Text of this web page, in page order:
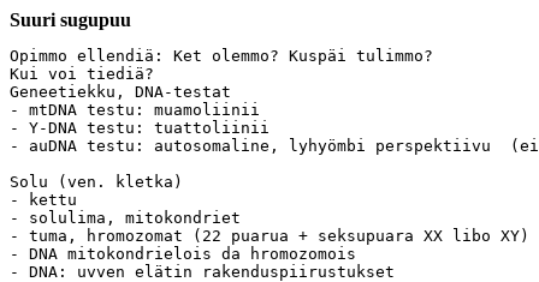
Suuri sugupuu
Opimmo ellendiä: Ket olemmo? Kuspäi tulimmo?
Kui voi tiediä?
Geneetiekku, DNA-testat
- mtDNA testu: muamoliinii
- Y-DNA testu: tuattoliinii
- auDNA testu: autosomaline, lyhyömbi perspektiivu
Solu (ven. kletka)
- kettu
- solulima, mitokondriet
- tuma, hromozomat (22 puarua + seksupuara XX libo XY)
- DNA mitokondrielois da hromozomois
- DNA: uvven elätin rakenduspiirustukset